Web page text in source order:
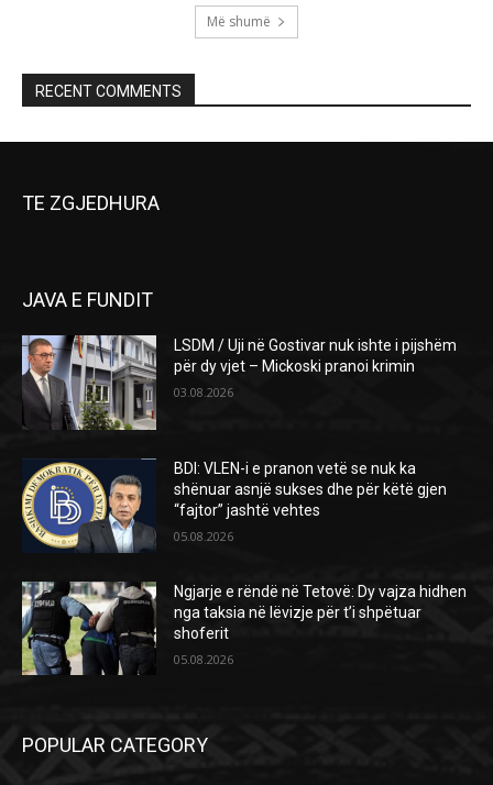
Më shumë
RECENT COMMENTS
TE ZGJEDHURA
JAVA E FUNDIT
LSDM / Uji në Gostivar nuk ishte i pijshëm
për dy vjet – Mickoski pranoi krimin
03.08.2026
BDI: VLEN-i e pranon vetë se nuk ka
shënuar asnjë sukses dhe për këtë gjen
“fajtor” jashtë vehtes
05.08.2026
Ngjarje e rëndë në Tetovë: Dy vajza hidhen
nga taksia në lëvizje për t’i shpëtuar
shoferit
05.08.2026
POPULAR CATEGORY